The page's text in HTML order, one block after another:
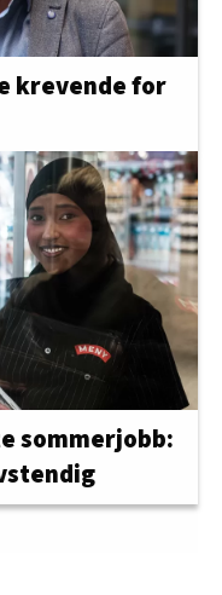
krevende for
sommerjobb: